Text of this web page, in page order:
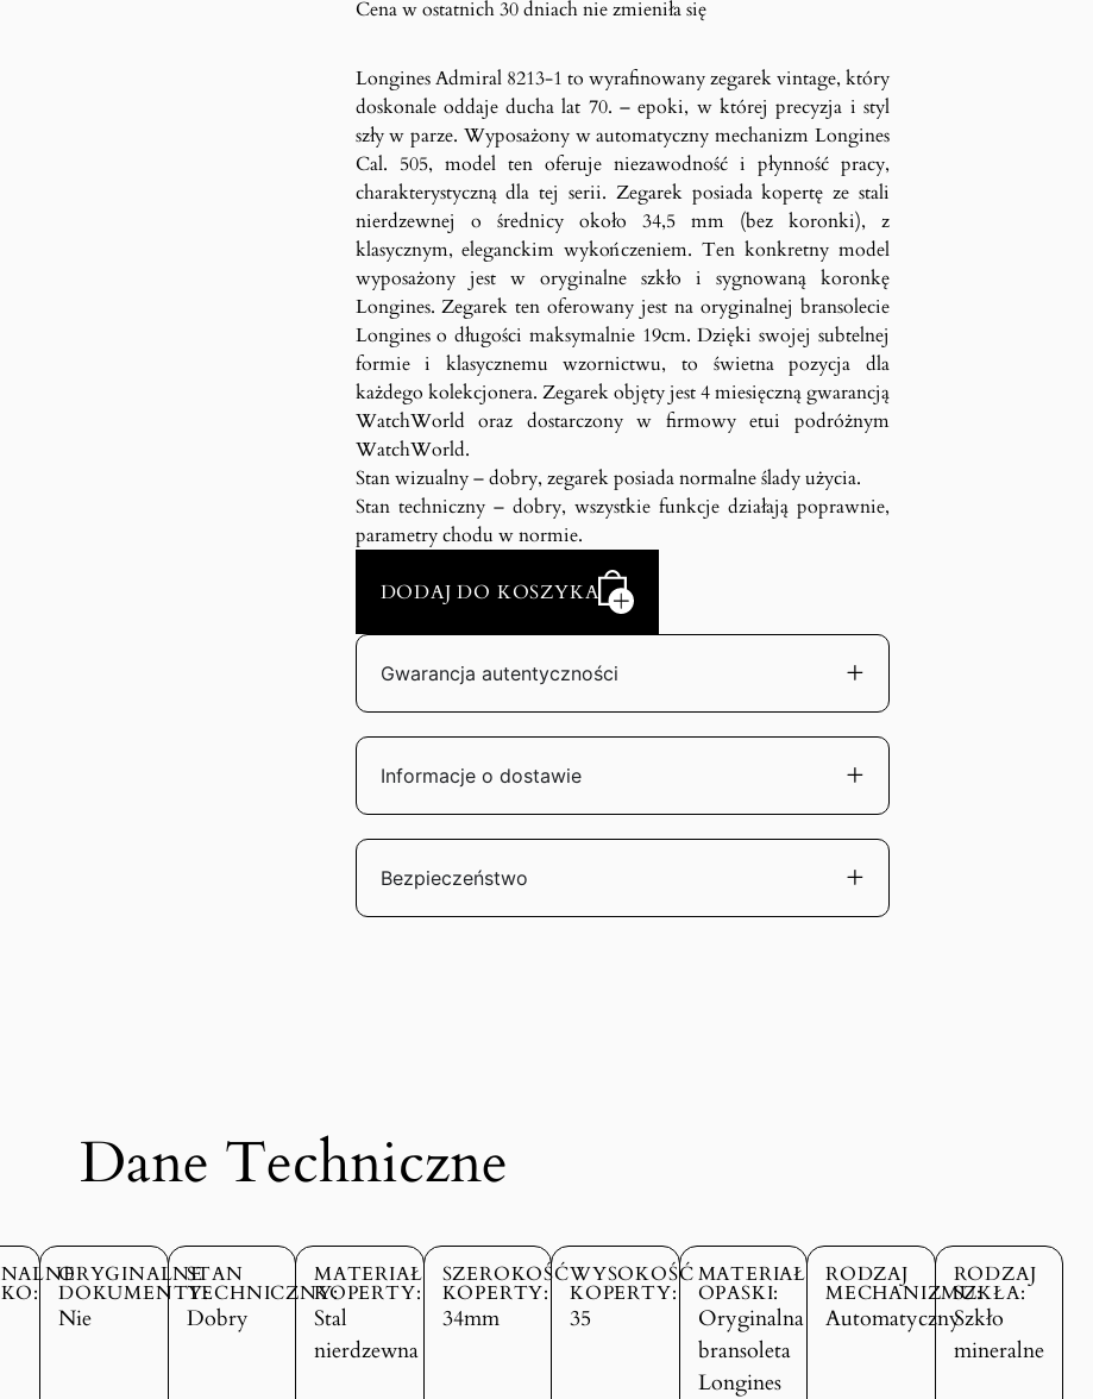
Cena w ostatnich 30 dniach nie zmieniła się
Longines Admiral 8213-1 to wyrafinowany zegarek vintage, który
doskonale oddaje ducha lat 70. – epoki, w której precyzja i styl
szły w parze. Wyposażony w automatyczny mechanizm Longines
Cal. 505, model ten oferuje niezawodność i płynność pracy,
charakterystyczną dla tej serii. Zegarek posiada kopertę ze stali
nierdzewnej o średnicy około 34,5 mm (bez koronki), z
klasycznym, eleganckim wykończeniem. Ten konkretny model
wyposażony jest w oryginalne szkło i sygnowaną koronkę
Longines. Zegarek ten oferowany jest na oryginalnej bransolecie
Longines o długości maksymalnie 19cm. Dzięki swojej subtelnej
formie i klasycznemu wzornictwu, to świetna pozycja dla
każdego kolekcjonera. Zegarek objęty jest 4 miesięczną gwarancją
WatchWorld oraz dostarczony w firmowy etui podróżnym
WatchWorld.
Stan wizualny – dobry, zegarek posiada normalne ślady użycia.
Stan techniczny – dobry, wszystkie funkcje działają poprawnie,
parametry chodu w normie.
DODAJ DO KOSZYKA
Gwarancja autentyczności
Informacje o dostawie
Bezpieczeństwo
Dane Techniczne
ORYGINALNE
DOKUMENTY:
Nie
STAN
TECHNICZNY:
Dobry
MATERIAŁ
KOPERTY:
Stal
nierdzewna
SZEROKOŚĆ
KOPERTY:
34mm
WYSOKOŚĆ
KOPERTY:
35
MATERIAŁ
OPASKI:
Oryginalna
bransoleta
Longines
RODZAJ
MECHANIZMU:
Automatyczny
RODZAJ
SZKŁA:
Szkło
mineralne